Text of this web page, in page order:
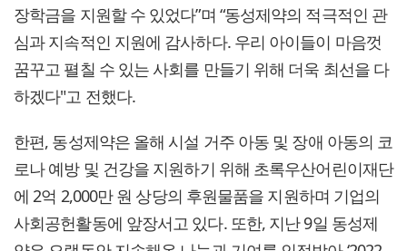
장학금을 지원할 수 있었다”며 “동성제약의 적극적인 관
심과 지속적인 지원에 감사하다. 우리 아이들이 마음껏
꿈꾸고 펼칠 수 있는 사회를 만들기 위해 더욱 최선을 다
하겠다"고 전했다.
한편, 동성제약은 올해 시설 거주 아동 및 장애 아동의 코
로나 예방 및 건강을 지원하기 위해 초록우산어린이재단
에 2억 2,000만 원 상당의 후원물품을 지원하며 기업의
사회공헌활동에 앞장서고 있다. 또한, 지난 9일 동성제